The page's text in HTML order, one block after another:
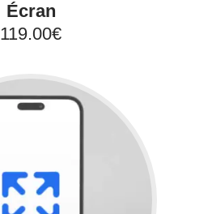
Écran
119.00€